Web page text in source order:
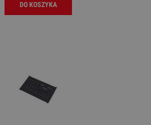
DO KOSZYKA